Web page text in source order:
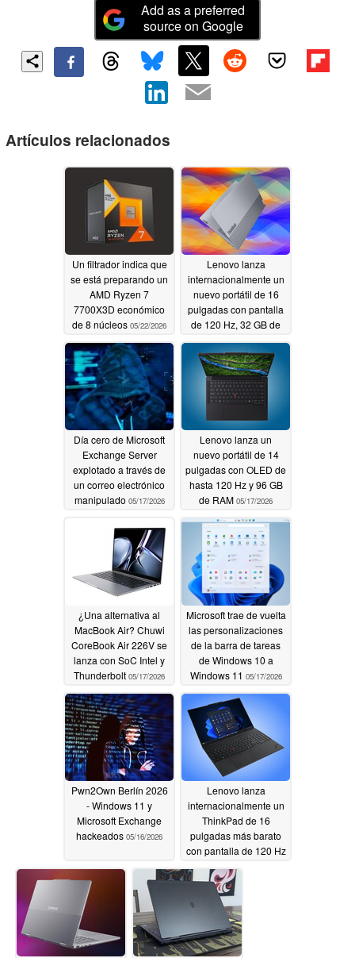
Add as a preferred
source on Google
Artículos relacionados
Un filtrador indica que
se está preparando un
AMD Ryzen 7
7700X3D económico
de 8 núcleos 05/22/2026
Lenovo lanza
internacionalmente un
nuevo portátil de 16
pulgadas con pantalla
de 120 Hz, 32 GB de
Lake05/19/2026
Día cero de Microsoft
Exchange Server
explotado a través de
un correo electrónico
manipulado 05/17/2026
Lenovo lanza un
nuevo portátil de 14
pulgadas con OLED de
hasta 120 Hz y 96 GB
de RAM 05/17/2026
¿Una alternativa al
MacBook Air? Chuwi
CoreBook Air 226V se
lanza con SoC Intel y
Thunderbolt 05/17/2026
Microsoft trae de vuelta
las personalizaciones
de la barra de tareas
de Windows 10 a
Windows 11 05/17/2026
Pwn2Own Berlín 2026
- Windows 11 y
Microsoft Exchange
hackeados 05/16/2026
Lenovo lanza
internacionalmente un
ThinkPad de 16
pulgadas más barato
con pantalla de 120 Hz
05/16/2026